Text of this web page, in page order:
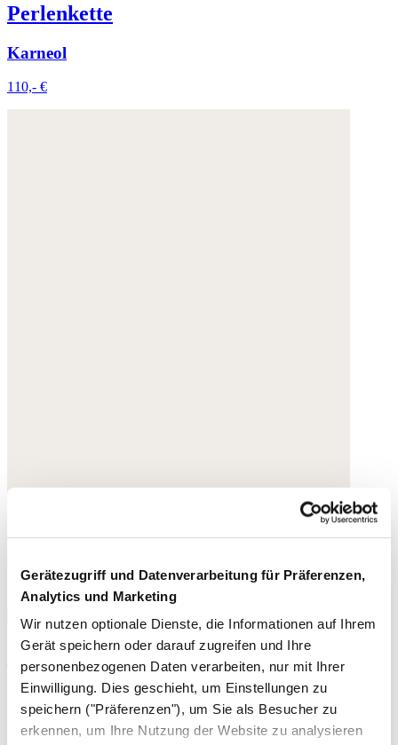
Gerätezugriff und Datenverarbeitung für Präferenzen,
Analytics und Marketing
Wir nutzen optionale Dienste, die Informationen auf Ihrem
Gerät speichern oder darauf zugreifen und Ihre
personenbezogenen Daten verarbeiten, nur mit Ihrer
Einwilligung. Dies geschieht, um Einstellungen zu
speichern ("Präferenzen"), um Sie als Besucher zu
erkennen, um Ihre Nutzung der Website zu analysieren
Perlenkette
Karneol
110,- €
Gürtel
Leder
125,- €